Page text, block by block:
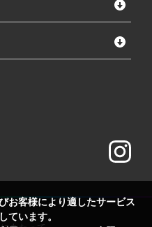
お客様により適したサービス
ています。